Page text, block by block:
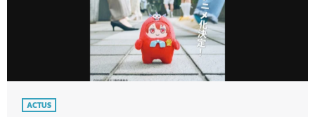
ACTUS